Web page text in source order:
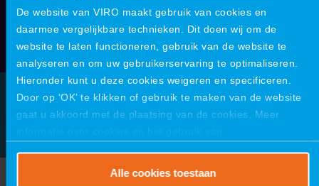
De website van VIRO maakt gebruik van cookies en
daarmee vergelijkbare technieken. Dit doen wij om de
website te laten functioneren, gebruik van de website te
analyseren en om uw gebruikerservaring te optimaliseren.
Hieronder kunt u deze cookies weigeren en specificeren.
Door op ‘OK’ te klikken of gebruik te maken van de website
gaat u akkoord met de plaatsing van de cookies. Meer
informatie over cookies en het gebruik van
Alle cookies toestaan
Commercieel Manager
Groningen
Mail mij
Bel mij